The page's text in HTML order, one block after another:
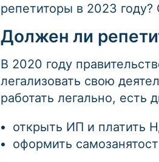
репетиторы в 2023
Должен ли
В 2020 году
легализовать свою
работать легально, есть
открыть ИП и платить
оформить